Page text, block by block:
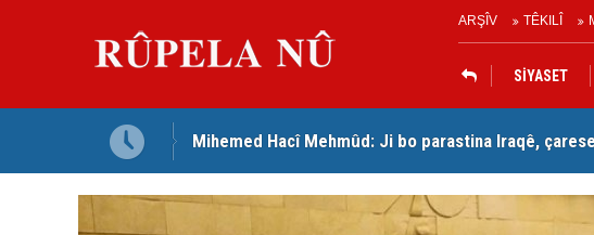
ARŞÎV TÊKILÎ
SİYASET
Mihemed Hacî Mehmûd: Ji bo parastina Iraqê,